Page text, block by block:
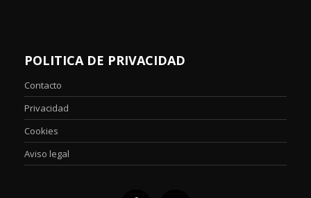
POLITICA DE PRIVACIDAD
Contacto
Privacidad
Cookies
Aviso legal